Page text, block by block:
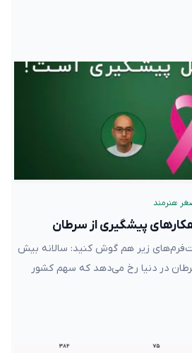
هنرمند
پیشگیری از سرطان
زیر هم گوش کنید: سالانه بیش
سرطان در دنیا رخ می‌دهد که سهم کشور